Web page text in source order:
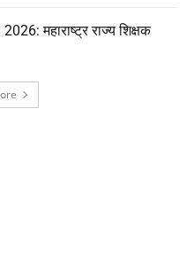
महाराष्ट्र राज्य शिक्षक